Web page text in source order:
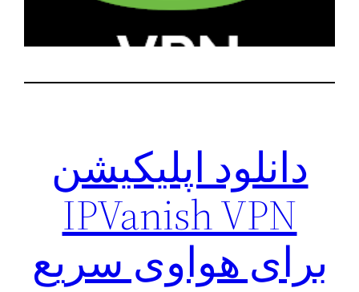
دانلود اپلیکیشن
IPVanish VPN
برای هواوی سریع